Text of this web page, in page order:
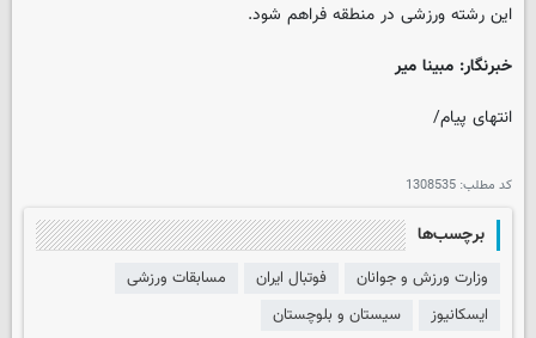
این رشته ورزشی در منطقه فراهم شود.
خبرنگار: مبینا میر
انتهای پیام/
کد مطلب: 1308535
برچسب‌ها
وزارت ورزش و جوانان فوتبال ایران
مسابقات ورزشی
ایسکانیوز
سیستان و بلوچستان